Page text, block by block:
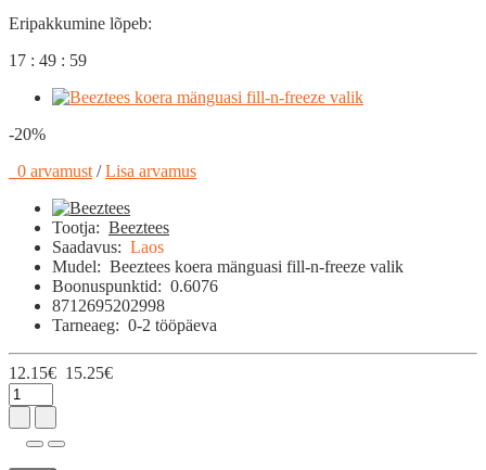
Eripakkumine lõpeb:
17 : 49 : 58
-20%
0 arvamust / Lisa arvamus
Tootja: Beeztees
Saadavus: Laos
Mudel: Beeztees koera mänguasi fill-n-freeze valik
Boonuspunktid: 0.6076
8712695202998
Tarneaeg: 0-2 tööpäeva
12.15€ 15.25€